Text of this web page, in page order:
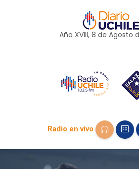
Año XVIII, 8 de Agosto
Radio en vivo